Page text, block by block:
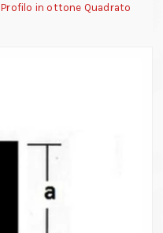
Profilo in ottone Quadrato